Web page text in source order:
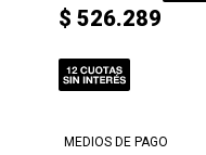
$ 526.289
MEDIOS DE PAGO